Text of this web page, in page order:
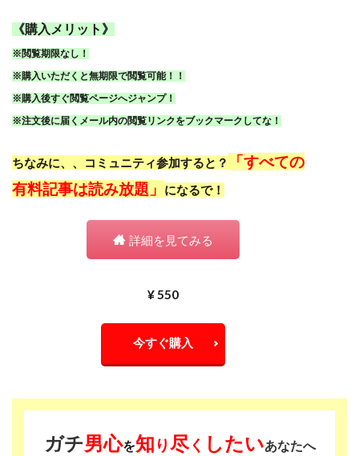
《購入メリット》
※閲覧期限なし！
※購入いただくと無期限で閲覧可能！！
※購入後すぐ閲覧ページへジャンプ！
※注文後に届くメール内の閲覧リンクをブックマークしてな！
ちなみに、、コミュニティ参加すると？
「すべての
有料記事は読み放題」
になるで！
詳細を見てみる
¥ 550
今すぐ購入
ガチ男心を知 り尽く したいあなたへ